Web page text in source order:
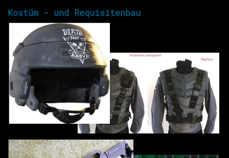
Kostüm - und Requisitenbau